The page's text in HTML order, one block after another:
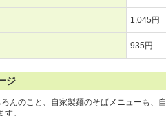
1,045円
935円
ジ
んのこと、自家製麺のそばメニューも、
。